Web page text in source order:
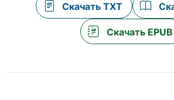
Скачать TXT
Скачать EPUB